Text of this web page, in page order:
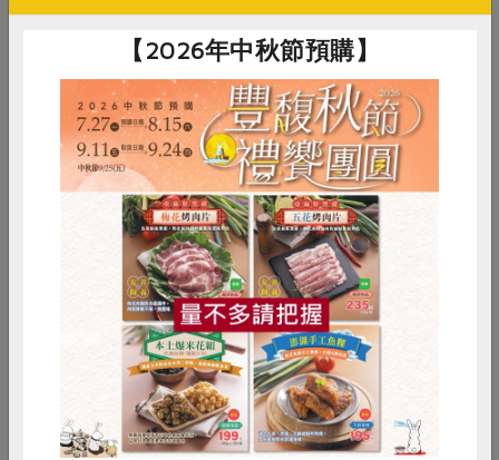
合作社長久的努力
多年來默默的支持願意在台灣生產雜糧的小農，嘉義朴子
農會的黑豆、紅薏仁、綠豆、玉米等產品（早期還有黃
豆），以及屏東萬丹福來伯的紅豆，嘉義翁錦煌及花蓮羅
山村的黃豆，都是合作社支持本地糧食的初衷所延續下來
的產品。去年開始喜願小麥的生產團隊延伸到雜糧生產，
站在合作社的立場也是樂見其成，希望有更多的人願意為
台灣的糧食生產而努力。未來合作社除了鼓勵現有稻米、
蔬菜的合作生產者，利用休耕、裡作期間生產雜糧外，也
積極的找尋後段篩選、加工的合作對象，去年開始名豐豆
腐也支持合作社推廣本土雜糧的理念，特別為合作社生產
本土的黑豆漿，未來在農友們的生產量漸漸集中時，相信
可以有更多樣的本土產品提供給社員。
RPET 食譜 減硝酸鹽
雞蛋 食安 共同購買
【2026年中秋節預購】